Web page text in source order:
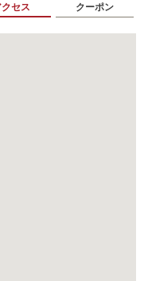
クセス クーポン